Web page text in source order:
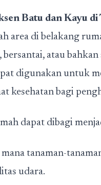
Batu dan Kayu di
area di belakang
bersantai, atau
digunakan untuk
kesehatan bagi
dapat dibagi
mana tanaman-
udara.